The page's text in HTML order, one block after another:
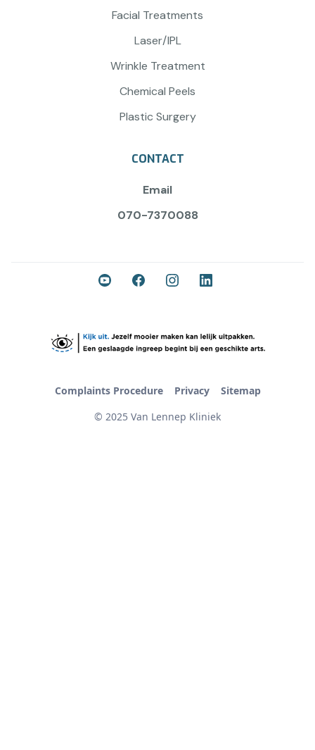
Facial Treatments
Laser/IPL
Wrinkle Treatment
Chemical Peels
Plastic Surgery
CONTACT
Email
070-7370088
© 2025 Van Lennep Kliniek
Complaints Procedure Privacy Sitemap